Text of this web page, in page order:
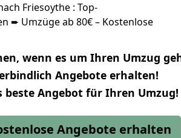
Friesoythe : Top-
➨ Umzüge ab 80€ – Kostenlose
wenn es um Ihren Umzug
Angebote erhalten!
beste Angebot für Ihren Umzug!
Angebote erhalten